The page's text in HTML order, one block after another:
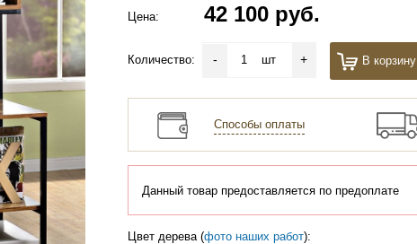
Цена: 42 100 руб.
Количество: - шт + В корзину
Способы оплаты
Данный товар предоставляется по предоплате
Цвет дерева (фото наших работ):